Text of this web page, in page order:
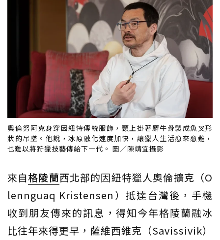
奧倫努阿克身穿因紐特傳統服飾，頸上掛著麝牛骨製成魚叉形
狀的吊墜。他說，冰原融化速度加快，讓獵人生活愈來愈難，
也難以將狩獵技藝傳給下一代。 圖／陳靖宜攝影
來自格陵蘭西北部的因紐特獵人奧倫擴克（O
lennguaq Kristensen）抵達台灣後，手機
收到朋友傳來的訊息，得知今年格陵蘭融冰
比往年來得更早，薩維西維克（Savissivik）